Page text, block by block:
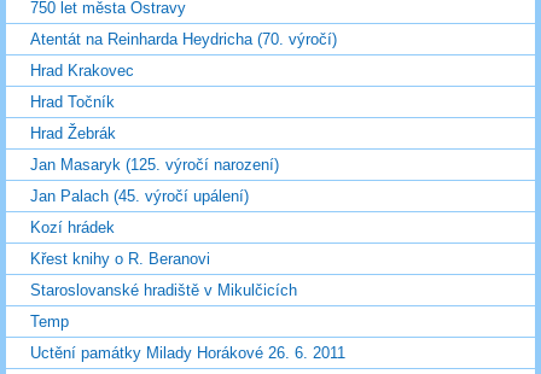
750 let města Ostravy
Atentát na Reinharda Heydricha (70. výročí)
Hrad Krakovec
Hrad Točník
Hrad Žebrák
Jan Masaryk (125. výročí narození)
Jan Palach (45. výročí upálení)
Kozí hrádek
Křest knihy o R. Beranovi
Staroslovanské hradiště v Mikulčicích
Temp
Uctění památky Milady Horákové 26. 6. 2011